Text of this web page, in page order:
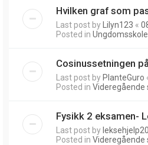
Hvilken graf som
Last post by Lilyn123 «
Posted in
Cosinussetningen
Last post by PlanteGuro
Posted in Videregående
Fysikk 2 eksamen-
Last post by
Posted in Videregående